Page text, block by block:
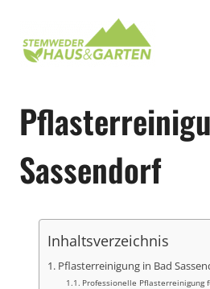
springen
Sassendorf
Inhaltsverzeichnis
Pflasterreinigung in Bad
Professionelle Pflasterreinigung